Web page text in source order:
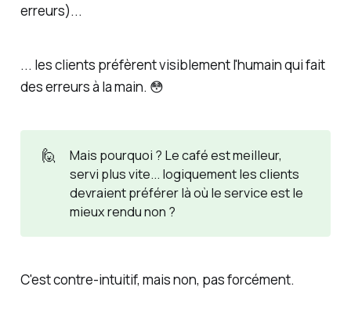
erreurs)...
... les clients préfèrent visiblement l'humain qui fait
des erreurs à la main. 😳
🙋
Mais pourquoi ? Le café est meilleur,
servi plus vite... logiquement les clients
devraient préférer là où le service est le
mieux rendu non ?
C'est contre-intuitif, mais non, pas forcément.